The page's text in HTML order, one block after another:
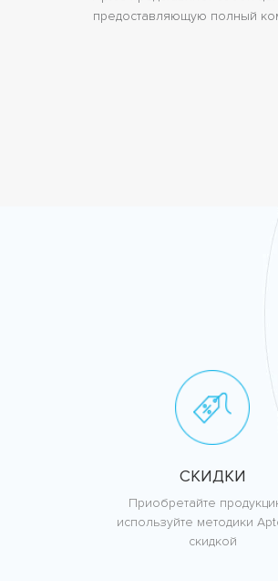
предоставляющую полный
СКИДКИ
Приобретайте
используйте методики
скидкой